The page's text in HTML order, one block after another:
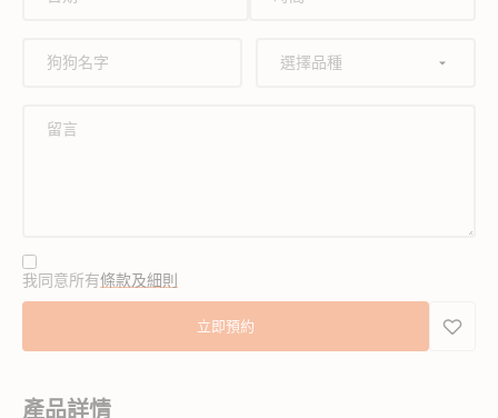
產品詳情
法
法
我同意所有條款及細則
立即預約